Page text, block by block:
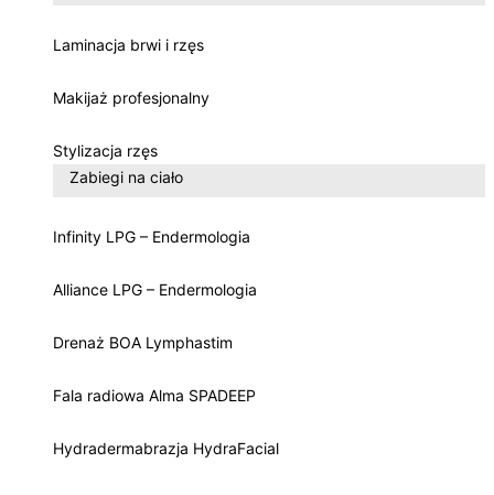
Laminacja brwi i rzęs
Makijaż profesjonalny
Stylizacja rzęs
Zabiegi na ciało
Infinity LPG – Endermologia
Alliance LPG – Endermologia
Drenaż BOA Lymphastim
Fala radiowa Alma SPADEEP
Hydradermabrazja HydraFacial